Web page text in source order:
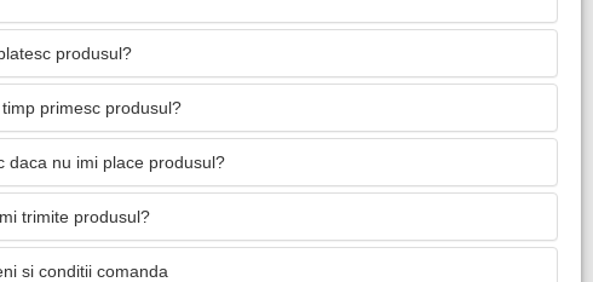
produsul?
primesc produsul?
daca nu imi place produsul?
trimite produsul?
si conditii comanda